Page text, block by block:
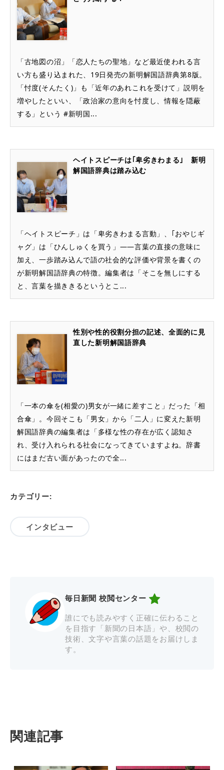
「古地図の沼」「恋人たちの聖地」など最近使われる言
い方も盛り込まれた、19日発売の新明解国語辞典第8版。
「忖度(そんたく)」も「近年のあれこれを受けて」説明を
増やしたといい、「政治家の意向を忖度し、情報を隠蔽
する」という #新明国...
ヘイトスピーチは｢卑劣きわまる｣ 新明
解国語辞典は踏み込む
「ヘイトスピーチ」は「卑劣きわまる言動」、｢おやじギ
ャグ」は「ひんしゅくを買う」――言葉の直接の意味に
加え、一歩踏み込んで語の社会的な評価や背景を書くの
が新明解国語辞典の特徴。編集者は「そこを無しにする
と、言葉を描ききるというとこ...
性別や性的役割分担の記述、全面的に見
直した新明解国語辞典
「一本の傘を(相愛の)男女が一緒に差すこと」だった「相
合傘」。今回そこも「男女」から「二人」に変えた新明
解国語辞典の編集者は「多様な性の存在が広く認知さ
れ、受け入れられる社会になってきていますよね。辞書
にはまだ古い面があったので全...
カテゴリー:
インタビュー
毎日新聞 校閲センター
誰にでも読みやすく正確に伝わること
を目指す「新聞の日本語」や、校閲の
技術、文字や言葉の話題をお届けしま
す。
関連記事